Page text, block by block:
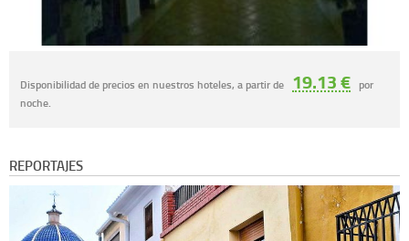
Disponibilidad de precios en nuestros hoteles, a partir de 19.13 € por
noche.
REPORTAJES